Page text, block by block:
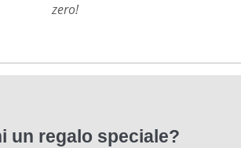
zero!
un regalo speciale?